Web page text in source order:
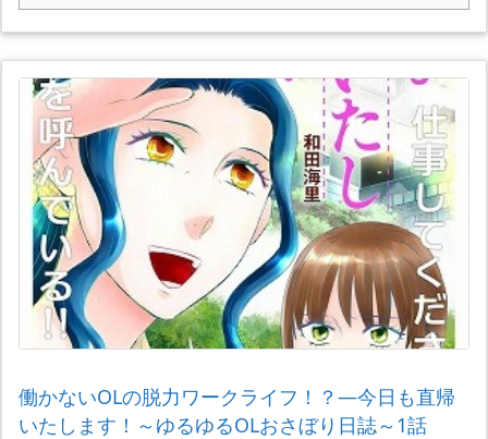
働かないOLの脱力ワークライフ！？―今日も直帰
いたします！～ゆるゆるOLおさぼり日誌～1話